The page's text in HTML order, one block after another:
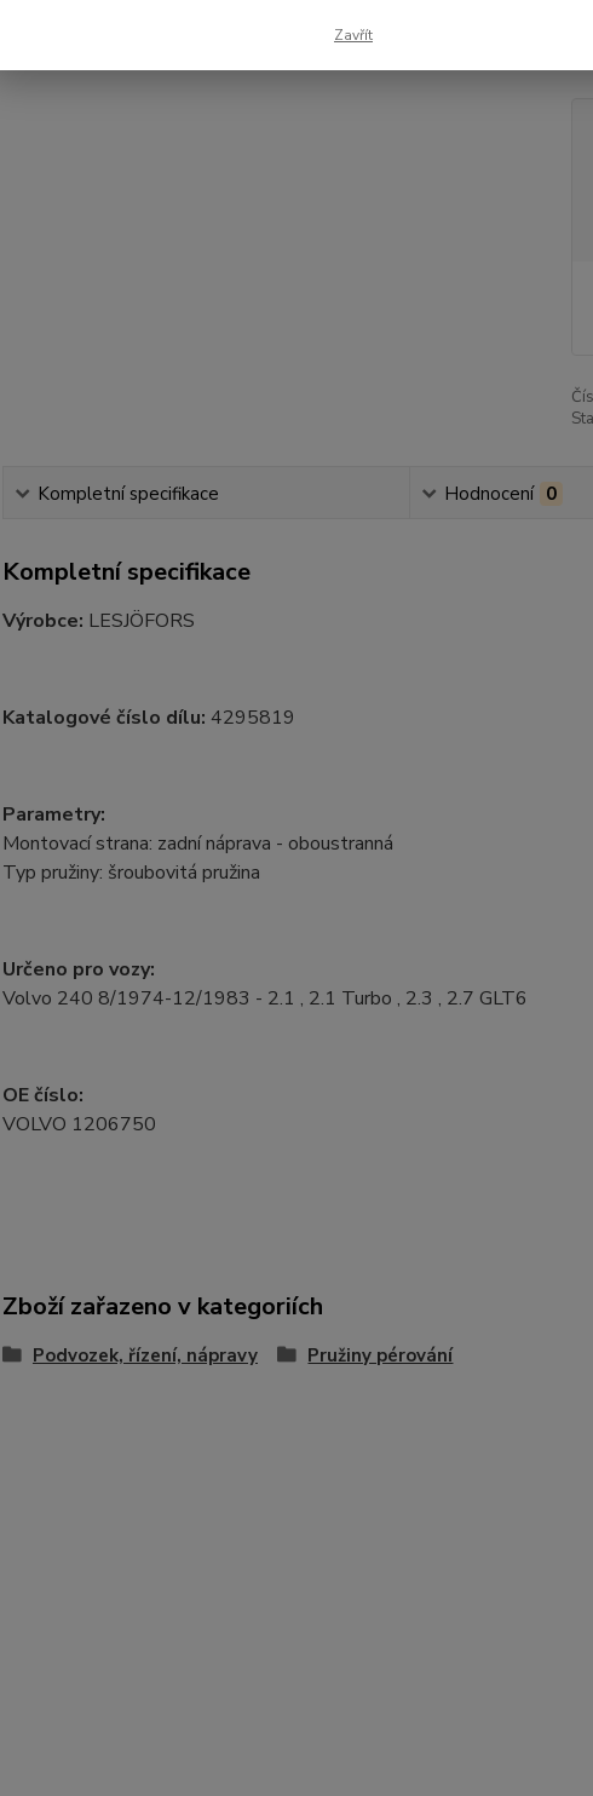
Kompletní specifikace Hodnocení 0
Kompletní specifikace
Výrobce: LESJÖFORS
Katalogové číslo dílu: 4295819
Parametry:
Montovací strana: zadní náprava - oboustranná
Typ pružiny: šroubovitá pružina
Určeno pro vozy:
Volvo 240 8/1974-12/1983 - 2.1 , 2.1 Turbo , 2.3 , 2.7 GLT6
OE číslo:
VOLVO 1206750
Zboží zařazeno v kategoriích
Podvozek, řízení, nápravy Pružiny pérování
Zavřít